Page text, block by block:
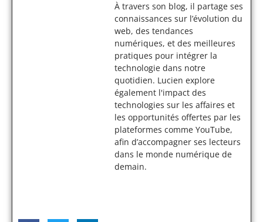
À travers son blog, il partage ses
connaissances sur l’évolution du
web, des tendances
numériques, et des meilleures
pratiques pour intégrer la
technologie dans notre
quotidien. Lucien explore
également l'impact des
technologies sur les affaires et
les opportunités offertes par les
plateformes comme YouTube,
afin d’accompagner ses lecteurs
dans le monde numérique de
demain.